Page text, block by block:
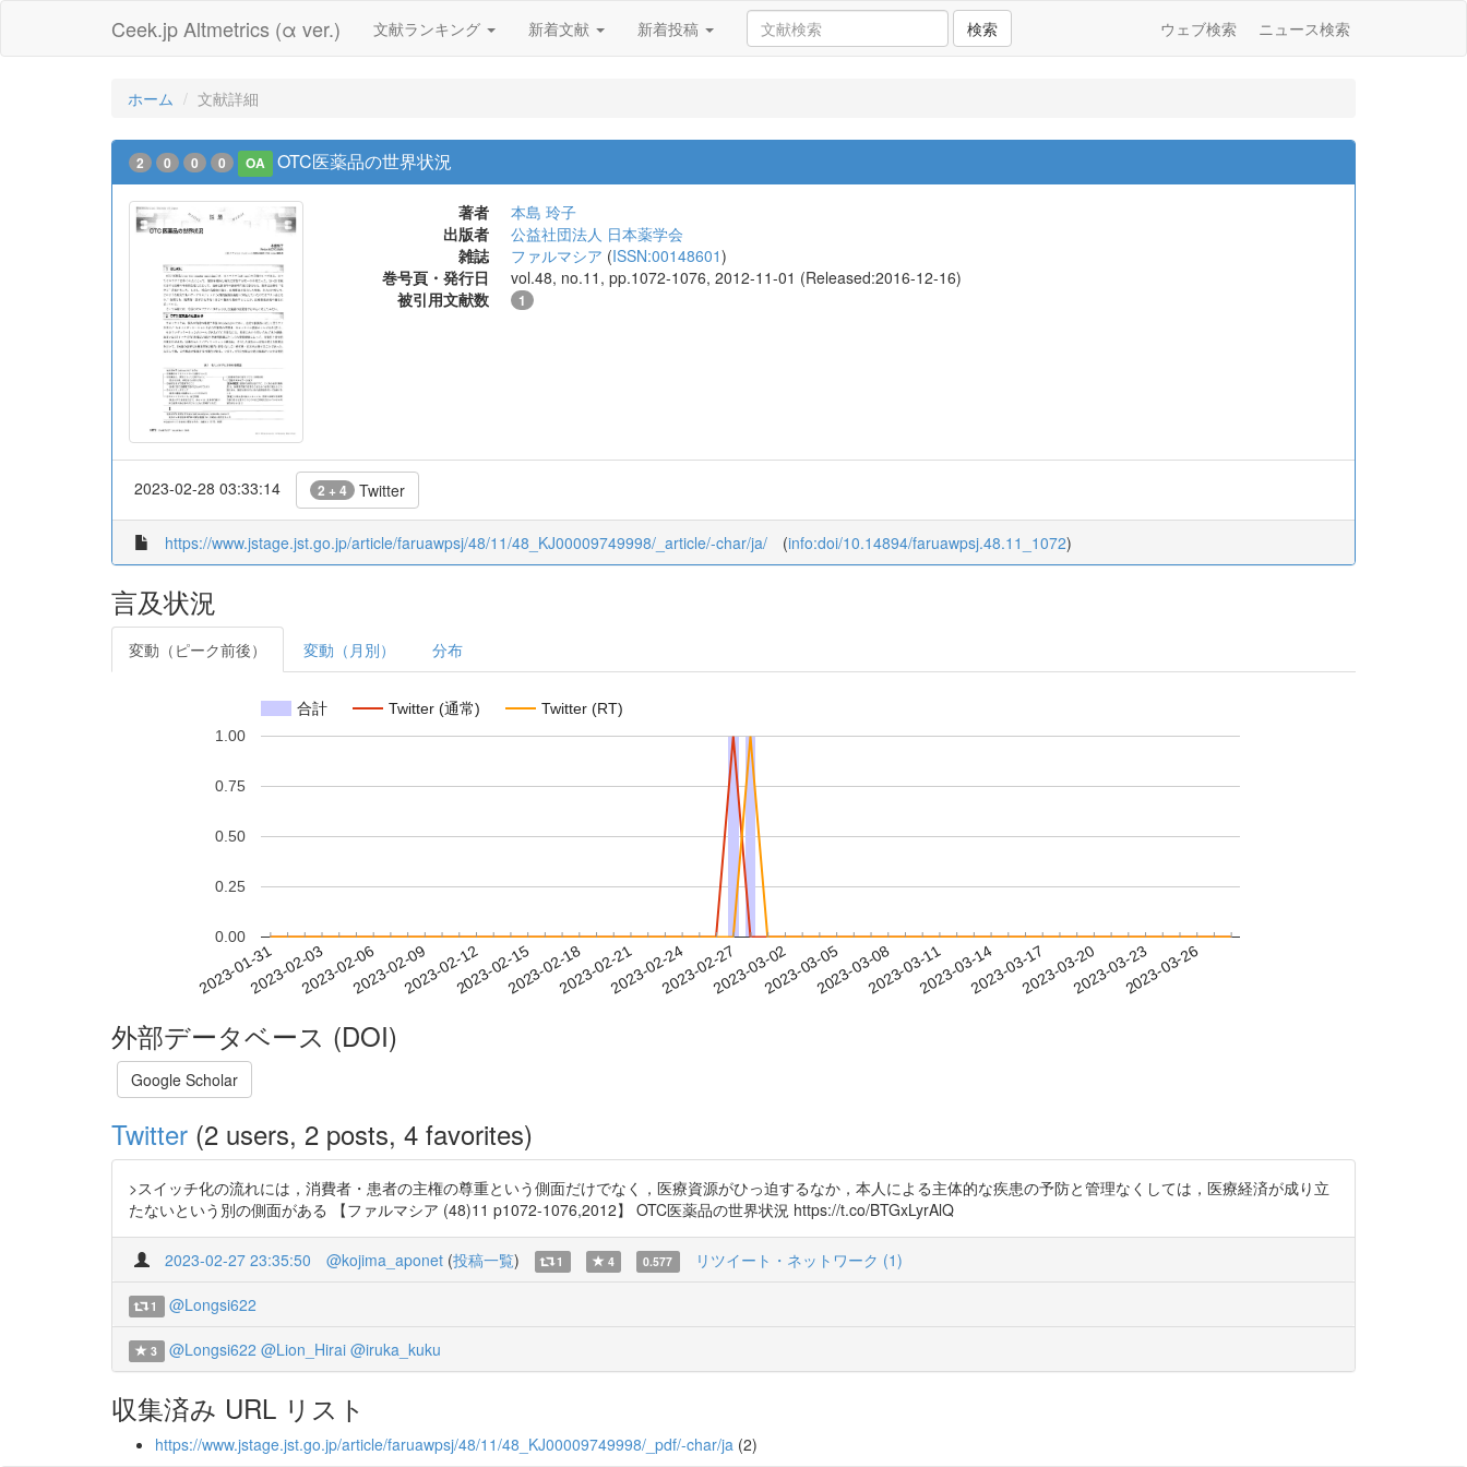
Ceek.jp Altmetrics (α ver.) 文献ランキング 新着文献 新着投稿 検索 ウェブ検索 ニュース検索
ホーム 文献詳細
2 0 0 0 OA OTC医薬品の世界状況
著者
本島 玲子
出版者
公益社団法人 日本薬学会
雑誌
ファルマシア (ISSN:00148601)
巻号頁・発行日
vol.48, no.11, pp.1072-1076, 2012-11-01 (Released:2016-12-16)
被引用文献数
1
2023-02-28 03:33:14 2 + 4 Twitter
https://www.jstage.jst.go.jp/article/faruawpsj/48/11/48_KJ00009749998/_article/-char/ja/ (info:doi/10.14894/faruawpsj.48.11_1072)
言及状況
変動（ピーク前後） 変動（月別） 分布
合計 Twitter (通常) Twitter (RT)
2023-01-312023-02-032023-02-062023-02-092023-02-122023-02-152023-02-182023-02-212023-02-242023-02-272023-03-022023-03-052023-03-082023-03-112023-03-142023-03-172023-03-202023-03-232023-03-26
0.00
0.25
0.50
0.75
1.00
外部データベース (DOI)
Google Scholar
Twitter (2 users, 2 posts, 4 favorites)
>スイッチ化の流れには，消費者・患者の主権の尊重という側面だけでなく，医療資源がひっ迫するなか，本人による主体的な疾患の予防と管理なくしては，医療経済が成り立
たないという別の側面がある 【ファルマシア (48)11 p1072-1076,2012】 OTC医薬品の世界状況 https://t.co/BTGxLyrAlQ
2023-02-27 23:35:50 @kojima_aponet (投稿一覧) 1 4 0.577 リツイート・ネットワーク (1)
1 @Longsi622
3 @Longsi622 @Lion_Hirai @iruka_kuku
収集済み URL リスト
https://www.jstage.jst.go.jp/article/faruawpsj/48/11/48_KJ00009749998/_pdf/-char/ja (2)